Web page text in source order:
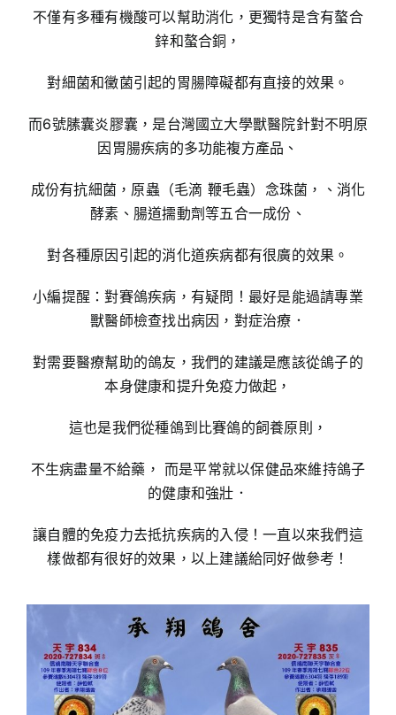
不僅有多種有機酸可以幫助消化，更獨特是含有螯合
鋅和螯合銅，
對細菌和黴菌引起的胃腸障礙都有直接的效果。
而6號膆囊炎膠囊，是台灣國立大學獸醫院針對不明原
因胃腸疾病的多功能複方產品、
成份有抗細菌，原蟲（毛滴 鞭毛蟲）念珠菌，、消化
酵素、腸道擩動劑等五合一成份、
對各種原因引起的消化道疾病都有很廣的效果。
小編提醒：對賽鴿疾病，有疑問！最好是能過請專業
獸醫師檢查找出病因，對症治療．
對需要醫療幫助的鴿友，我們的建議是應該從鴿子的
本身健康和提升免疫力做起，
這也是我們從種鴿到比賽鴿的飼養原則，
不生病盡量不給藥， 而是平常就以保健品來維持鴿子
的健康和強壯．
讓自體的免疫力去抵抗疾病的入侵！一直以來我們這
樣做都有很好的效果，以上建議給同好做參考！